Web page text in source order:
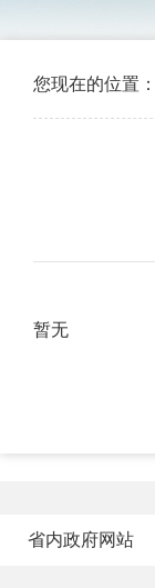
您现在的位置：
暂无
省内政府网站